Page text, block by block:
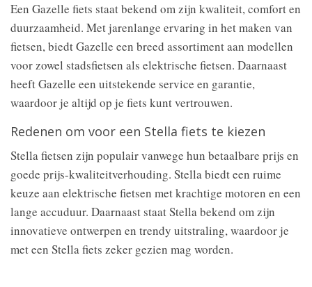
Een Gazelle fiets staat bekend om zijn kwaliteit, comfort en
duurzaamheid. Met jarenlange ervaring in het maken van
fietsen, biedt Gazelle een breed assortiment aan modellen
voor zowel stadsfietsen als elektrische fietsen. Daarnaast
heeft Gazelle een uitstekende service en garantie,
waardoor je altijd op je fiets kunt vertrouwen.
Redenen om voor een Stella fiets te kiezen
Stella fietsen zijn populair vanwege hun betaalbare prijs en
goede prijs-kwaliteitverhouding. Stella biedt een ruime
keuze aan elektrische fietsen met krachtige motoren en een
lange accuduur. Daarnaast staat Stella bekend om zijn
innovatieve ontwerpen en trendy uitstraling, waardoor je
met een Stella fiets zeker gezien mag worden.